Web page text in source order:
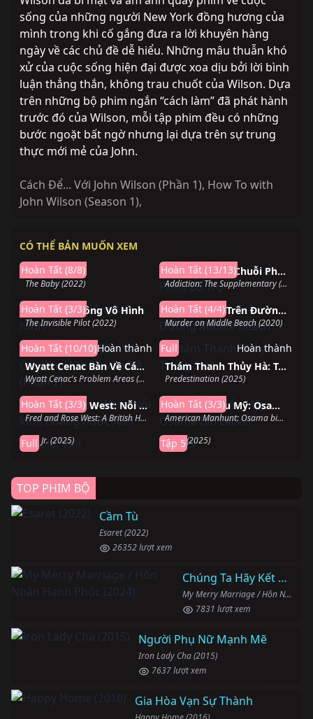
sống của những người New York đồng hương của
mình trong khi cố gắng đưa ra lời khuyên hàng
ngày về các chủ đề dễ hiểu. Những mâu thuẫn khó
xử của cuộc sống hiện đại được xoa dịu bởi lời bình
luận thẳng thắn, không trau chuốt của Wilson. Dựa
trên những bộ phim ngắn “cách làm” đã phát hành
trước đó của Wilson, mỗi tập phim đều có những
bước ngoặt bất ngờ nhưng lại dựa trên sự trung
thực mới mẻ của John.
Cách Để... Với John Wilson (Phần 1), How To with
John Wilson (Season 1),
CÓ THỂ BẢN MUỐN XEM
Đứa Bé
The Baby (2022)
Hoàn Tất (8/8)
Hoàn thành
Nghiện Ngập: Chuỗi Phim Bổ Trợ
Addiction: The Supplementary (2007)
Hoàn Tất (13/13)
Người Phi Công Vô Hình
The Invisible Pilot (2022)
Hoàn Tất (3/3)
Vụ Án Mạng Trên Đường Middle Beach
Murder on Middle Beach (2020)
Hoàn Tất (4/4)
Hoàn thành
Wyatt Cenac Bàn Về Các Khu Vực Có Vấn Đề (Phần 2)
Wyatt Cenac's Problem Areas (Season 2) (2019)
Hoàn Tất (10/10)Hoàn thành
Thám Thanh Thủy Hà: Trùng Sinh
Predestination (2025)
Full Hoàn thành
Fred và Rose West: Nỗi kinh hoàng nước Anh
Fred and Rose West: A British Horror Story (2025)
Hoàn Tất (3/3)
Hoàn thành
Săn lùng kiểu Mỹ: Osama Bin Laden
American Manhunt: Osama bin Laden (2025)
Hoàn Tất (3/3)
Baila, Vini
Vini Jr. (2025)
Full
Hoàn thành
2099
2099 (2025)
Tập 5
Đang chiếu
TOP PHIM BỘ
Cầm Tù
Esaret (2022)
26352 lượt xem
Chúng Ta Hãy Kết Hôn Nhé
My Merry Marriage / Hôn Nhân Hạnh Phúc (2024)
7831 lượt xem
Người Phụ Nữ Mạnh Mẽ
Iron Lady Cha (2015)
7637 lượt xem
Gia Hòa Vạn Sự Thành